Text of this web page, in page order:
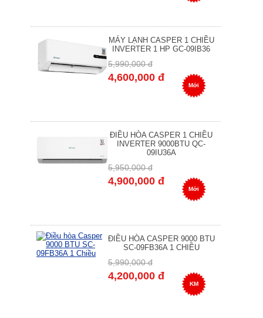
MÁY LẠNH CASPER 1 CHIỀU
INVERTER 1 HP GC-09IB36
5,990,000 đ
4,600,000 đ
Mới
ĐIỀU HÒA CASPER 1 CHIỀU
INVERTER 9000BTU QC-
09IU36A
5,950,000 đ
4,900,000 đ
Mới
ĐIỀU HÒA CASPER 9000 BTU
SC-09FB36A 1 CHIỀU
5,990,000 đ
4,200,000 đ
KM